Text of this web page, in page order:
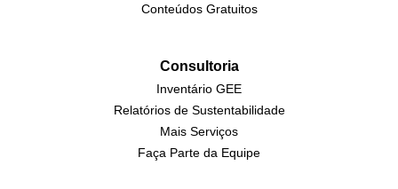
Conteúdos Gratuitos
Consultoria
Inventário GEE
Relatórios de Sustentabilidade
Mais Serviços
Faça Parte da Equipe